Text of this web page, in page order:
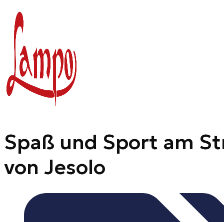
Inhalt
springen
Spaß und Sport am
von Jesolo